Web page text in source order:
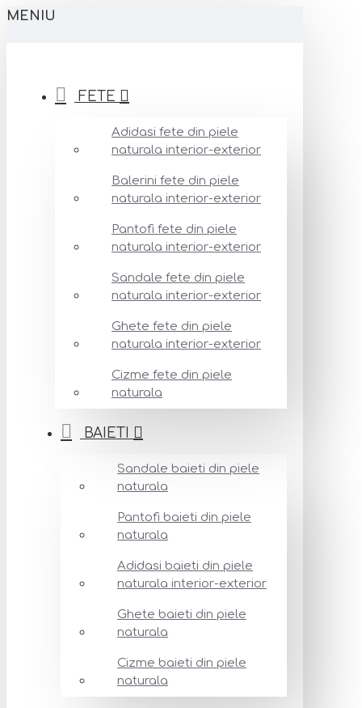
MENIU
FETE
Adidasi fete din piele
naturala interior-exterior
Balerini fete din piele
naturala interior-exterior
Pantofi fete din piele
naturala interior-exterior
Sandale fete din piele
naturala interior-exterior
Ghete fete din piele
naturala interior-exterior
Cizme fete din piele
naturala
BAIETI
Sandale baieti din piele
naturala
Pantofi baieti din piele
naturala
Adidasi baieti din piele
naturala interior-exterior
Ghete baieti din piele
naturala
Cizme baieti din piele
naturala